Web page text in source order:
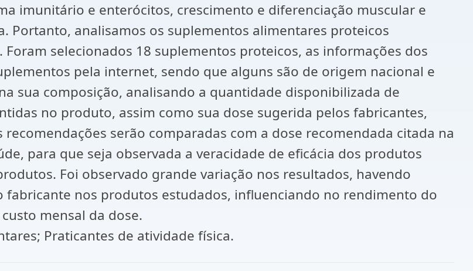
imunitário e enterócitos, crescimento e diferenciação muscular e
Portanto, analisamos os suplementos alimentares proteicos
selecionados 18 suplementos proteicos, as informações dos
pela internet, sendo que alguns são de origem nacional e
sua composição, analisando a quantidade disponibilizada de
no produto, assim como sua dose sugerida pelos fabricantes,
serão comparadas com a dose recomendada citada na
para que seja observada a veracidade de eficácia dos produtos
Foi observado grande variação nos resultados, havendo
nos produtos estudados, influenciando no rendimento do
mensal da dose.
Praticantes de atividade física.